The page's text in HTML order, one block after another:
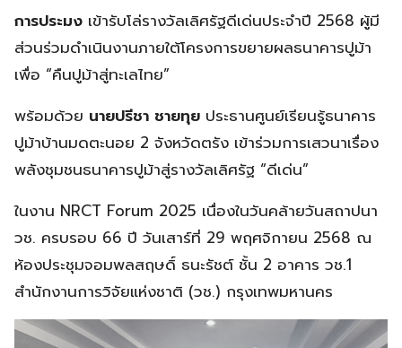
การประมง เข้ารับโล่รางวัลเลิศรัฐดีเด่นประจำปี 2568 ผู้มี
ส่วนร่วมดำเนินงานภายใต้โครงการขยายผลธนาคารปูม้า
เพื่อ “คืนปูม้าสู่ทะเลไทย”
พร้อมด้วย นายปรีชา ชายทุย ประธานศูนย์เรียนรู้ธนาคาร
ปูม้าบ้านมดตะนอย 2 จังหวัดตรัง เข้าร่วมการเสวนาเรื่อง
พลังชุมชนธนาคารปูม้าสู่รางวัลเลิศรัฐ “ดีเด่น”
ในงาน NRCT Forum 2025 เนื่องในวันคล้ายวันสถาปนา
วช. ครบรอบ 66 ปี วันเสาร์ที่ 29 พฤศจิกายน 2568 ณ
ห้องประชุมจอมพลสฤษดิ์ ธนะรัชต์ ชั้น 2 อาคาร วช.1
สำนักงานการวิจัยแห่งชาติ (วช.) กรุงเทพมหานคร